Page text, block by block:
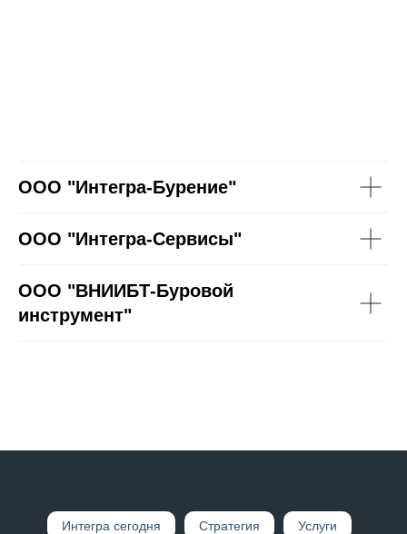
ООО "Интегра-Бурение"
ООО "Интегра-Сервисы"
ООО "ВНИИБТ-Буровой
инструмент"
Интегр а сегодня Стратегия Услуги